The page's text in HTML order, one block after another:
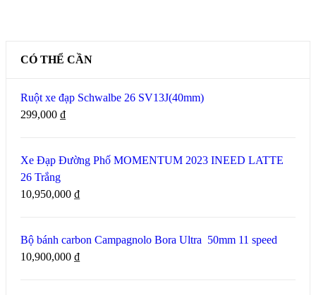
CÓ THỂ CẦN
Ruột xe đạp Schwalbe 26 SV13J(40mm)
299,000 ₫
Xe Đạp Đường Phố MOMENTUM 2023 INEED LATTE
26 Trắng
10,950,000 ₫
Bộ bánh carbon Campagnolo Bora Ultra 50mm 11 speed
10,900,000 ₫